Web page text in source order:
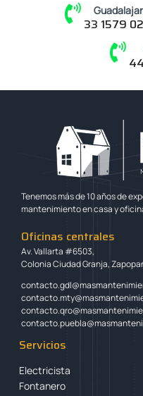
33 1579
Tenemos más de 10 años de
mantenimiento en casa y
Oficinas centrales
Av. Vallarta #6503,
Colonia Ciudad Granja,
Servicios
Electricista
Fontanero